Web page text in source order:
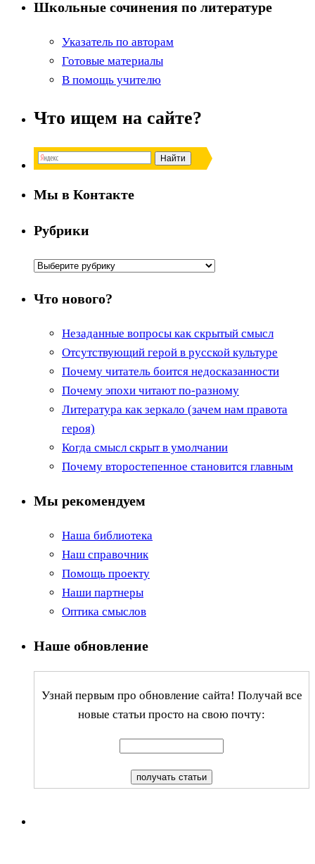
Школьные сочинения по литературе
Указатель по авторам
Готовые материалы
В помощь учителю
Что ищем на сайте?
Мы в Контакте
Рубрики
Рубрики
Что нового?
Незаданные вопросы как скрытый смысл
Отсутствующий герой в русской культуре
Почему читатель боится недосказанности
Почему эпохи читают по-разному
Литература как зеркало (зачем нам правота
героя)
Когда смысл скрыт в умолчании
Почему второстепенное становится главным
Мы рекомендуем
Наша библиотека
Наш справочник
Помощь проекту
Наши партнеры
Оптика смыслов
Наше обновление
Узнай первым про обновление сайта! Получай все
новые статьи просто на свою почту: